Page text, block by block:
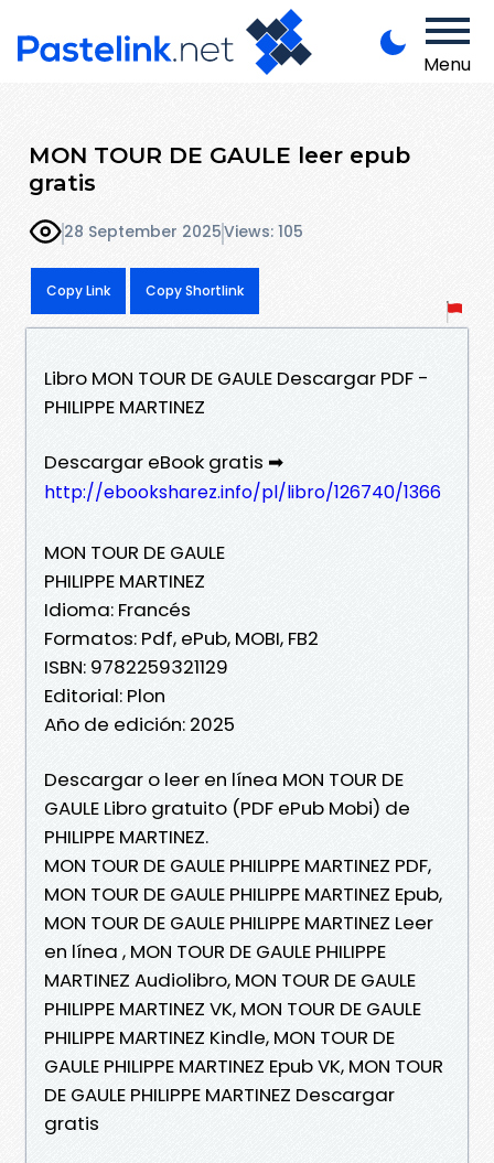
Menu
MON TOUR DE GAULE leer epub
gratis
28 September 2025Views: 105
Copy Link Copy Shortlink
Libro MON TOUR DE GAULE Descargar PDF -
PHILIPPE MARTINEZ
Descargar eBook gratis ➡
http://ebooksharez.info/pl/libro/126740/1366
MON TOUR DE GAULE
PHILIPPE MARTINEZ
Idioma: Francés
Formatos: Pdf, ePub, MOBI, FB2
ISBN: 9782259321129
Editorial: Plon
Año de edición: 2025
Descargar o leer en línea MON TOUR DE
GAULE Libro gratuito (PDF ePub Mobi) de
PHILIPPE MARTINEZ.
MON TOUR DE GAULE PHILIPPE MARTINEZ PDF,
MON TOUR DE GAULE PHILIPPE MARTINEZ Epub,
MON TOUR DE GAULE PHILIPPE MARTINEZ Leer
en línea , MON TOUR DE GAULE PHILIPPE
MARTINEZ Audiolibro, MON TOUR DE GAULE
PHILIPPE MARTINEZ VK, MON TOUR DE GAULE
PHILIPPE MARTINEZ Kindle, MON TOUR DE
GAULE PHILIPPE MARTINEZ Epub VK, MON TOUR
DE GAULE PHILIPPE MARTINEZ Descargar
gratis